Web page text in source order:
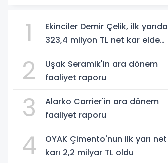
1
Ekinciler Demir Çelik, ilk yarıda
323,4 milyon TL net kar elde
2
Uşak Seramik'in ara dönem
faaliyet raporu
3
Alarko Carrier'in ara dönem
faaliyet raporu
4
OYAK Çimento'nun ilk yarı net
karı 2,2 milyar TL oldu